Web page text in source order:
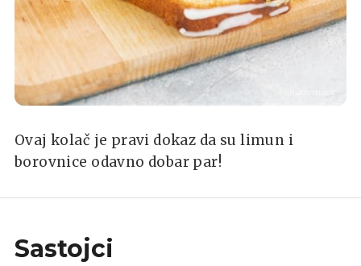
Ovaj kolač je pravi dokaz da su limun i
borovnice odavno dobar par!
Sastojci